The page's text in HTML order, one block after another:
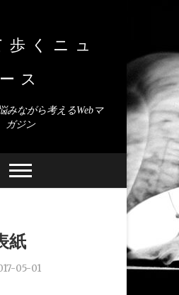
歩くニュ
ース
みながら考えるWebマ
ガジン
紙
05-01